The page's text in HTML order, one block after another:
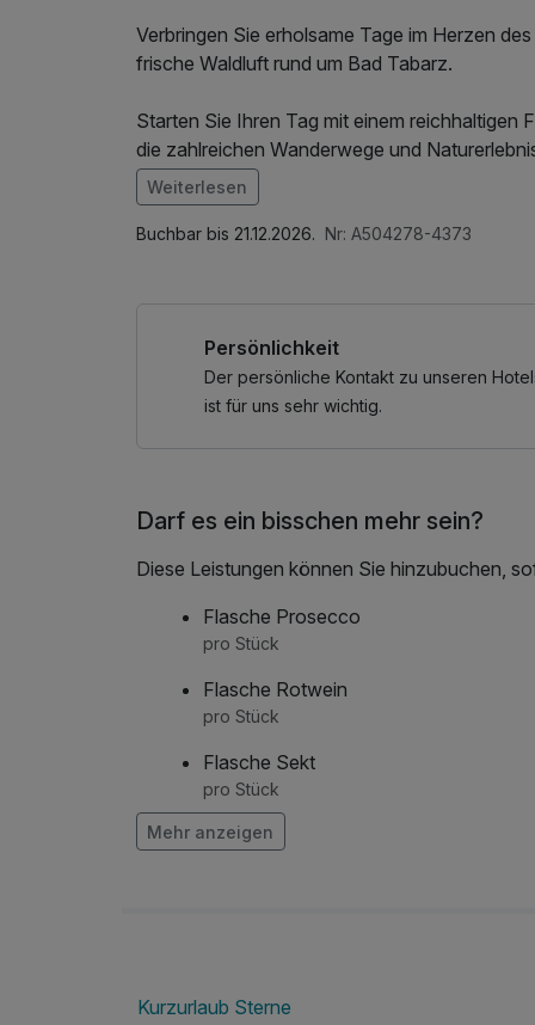
Verbringen Sie erholsame Tage im Herzen
frische Waldluft rund um Bad Tabarz.
Starten Sie Ihren Tag mit einem
die zahlreichen Wanderwege und
Lunchpaket – ideal für eine Wanderung oder
Landschaft des Thüringer Waldes.
Dieses Arrangement ist ideal für alle, die
möchten.
Im Angebot enthalten
1 Flasche Mineralwasser
Weiterlesen
Buchbar bis 21.12.2026. Nr: A504278-4373
Persönlichkeit
Der persönliche Kontakt zu unseren
ist für uns sehr wichtig.
Darf es ein bisschen mehr sein?
Diese Leistungen können Sie hinzubuchen,
Flasche Prosecco
pro Stück
Flasche Rotwein
pro Stück
Flasche Sekt
pro Stück
Flasche Weisswein
Halpension Kind
Mehr anzeigen
Kurzurlaub Sterne